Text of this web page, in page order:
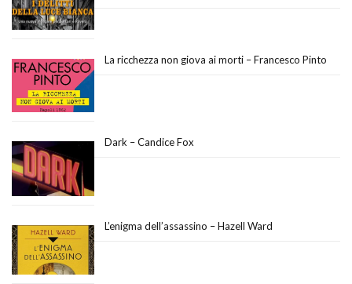
La ricchezza non giova ai morti – Francesco Pinto
Dark – Candice Fox
L’enigma dell’assassino – Hazell Ward